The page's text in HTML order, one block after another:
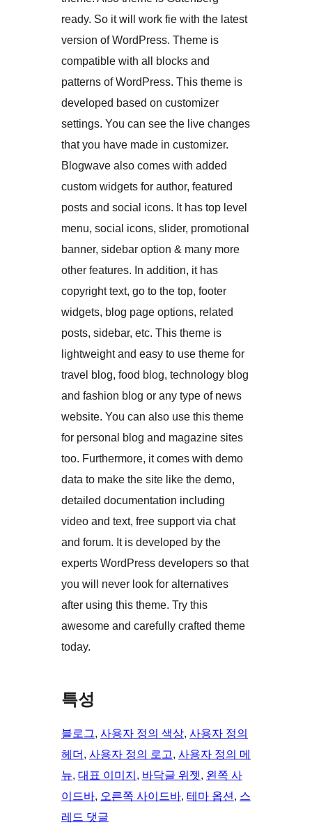
ready. So it will work fie with the latest
version of WordPress. Theme is
compatible with all blocks and
patterns of WordPress. This theme is
developed based on customizer
settings. You can see the live changes
that you have made in customizer.
Blogwave also comes with added
custom widgets for author, featured
posts and social icons. It has top level
menu, social icons, slider, promotional
banner, sidebar option & many more
other features. In addition, it has
copyright text, go to the top, footer
widgets, blog page options, related
posts, sidebar, etc. This theme is
lightweight and easy to use theme for
travel blog, food blog, technology blog
and fashion blog or any type of news
website. You can also use this theme
for personal blog and magazine sites
too. Furthermore, it comes with demo
data to make the site like the demo,
detailed documentation including
video and text, free support via chat
and forum. It is developed by the
experts WordPress developers so that
you will never look for alternatives
after using this theme. Try this
awesome and carefully crafted theme
today.
특성
블로그, 사용자 정의 색상, 사용자 정의
헤더 , 사용자 정의 로고, 사용자 정의 메
뉴, 대표 이미지 , 바닥글 위젯, 왼쪽 사
이드바, 오른쪽 사이드바, 테마 옵션 , 스
레드 댓글